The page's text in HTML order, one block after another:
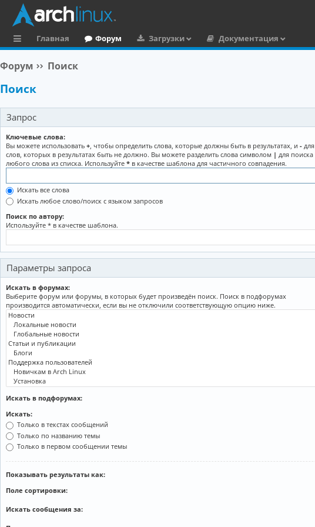
ы
л
к
и
Главная Форум Загрузки Документация
Форум Поиск
Поиск
Запрос
Ключевые слова:
Вы можете использовать +, чтобы определить слова, которые должны быть в результатах, и - для
слов, которых в результатах быть не должно. Вы можете разделить слова символом | для поиска
любого слова из списка. Используйте * в качестве шаблона для частичного совпадения.
Искать все слова
Искать любое слово/поиск с языком запросов
Поиск по автору:
Используйте * в качестве шаблона.
Параметры запроса
Искать в форумах:
Выберите форум или форумы, в которых будет произведён поиск. Поиск в подфорумах
производится автоматически, если вы не отключили соответствующую опцию ниже.
Искать в подфорумах:
Искать:
Только в текстах сообщений
Только по названию темы
Только в первом сообщении темы
Показывать результаты как:
Поле сортировки:
Искать сообщения за: